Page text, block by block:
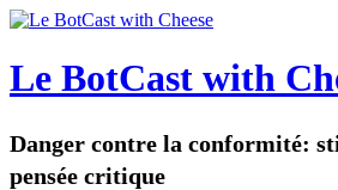
Le BotCast with
Danger contre la conformité:
pensée critique